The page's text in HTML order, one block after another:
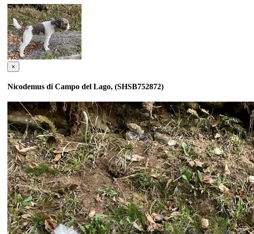
×
Nicodemus di Campo del Lago, (SHSB752872)